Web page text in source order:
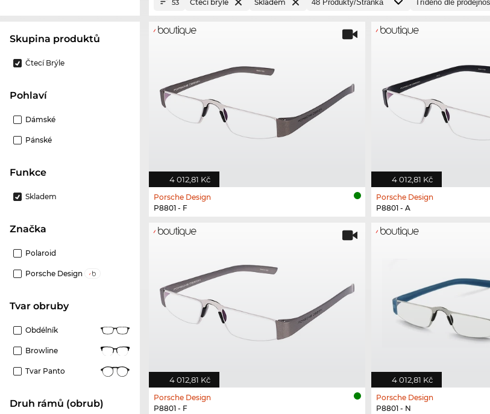
Skupina produktů
Čtecí Brýle
Pohlaví
Dámské
Pánské
Funkce
Skladem
Značka
Polaroid
Porsche Design
Tvar obruby
Obdélník
Browline
Tvar Panto
Druh rámů (obrub)
53 Čtecí brýle Skladem
4 012,81 Kč
Porsche Design
P8801 - F
4 012,81 Kč
Porsche Design
P8801 - A
4 012,81 Kč
Porsche Design
P8801 - F
4 012,81 Kč
Porsche Design
P8801 - N